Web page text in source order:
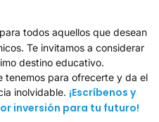
todos aquellos que desean
Te invitamos a considerar
destino educativo.
tenemos para ofrecerte y da el
inolvidable. ¡Escríbenos y
inversión para tu futuro!